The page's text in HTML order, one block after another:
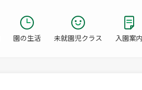
園の生活 未就園児クラス 入園案内